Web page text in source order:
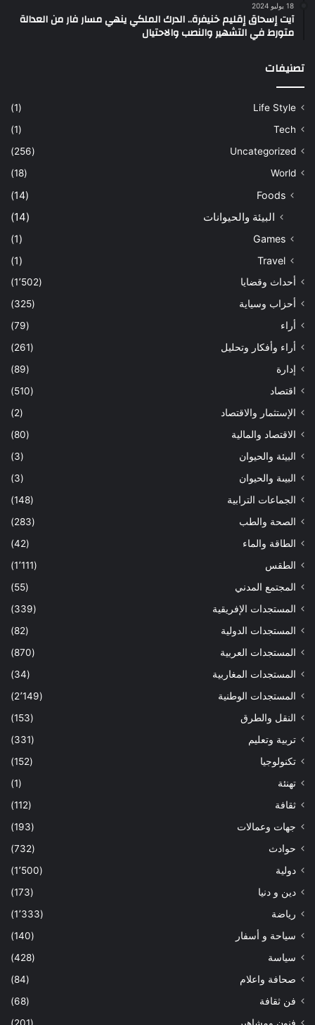
18 يوليو 2024
آيت إسحاق إقليم خنيفرة.. الدرك الملكي ينهي مسار فار من العدالة
متورط في التشهير والنصب والاحتيال
تصنيفات
Life Style
(1)
Tech
(1)
Uncategorized
(256)
World
(18)
Foods
(14)
البيئة والحيوانات (14)
Games
(1)
Travel
(1)
أحداث وقضايا
(1٬502)
أحزاب وسياية
(325)
أراء
(79)
أراء وأفكار وتحليل
(261)
إدارة
(89)
اقتصاد
(510)
الإستثمار والاقتصاد
(2)
الاقتصاد والمالية
(80)
البيئة والحيوان
(3)
البيىة والحيوان
(3)
الجماعات الترابية
(148)
الصحة والطب
(283)
الطاقة والماء
(42)
الطقس
(1٬111)
المجتمع المدني
(55)
المستجدات الإفريقية
(339)
المستجدات الدولية
(82)
المستجدات العربية
(870)
المستجدات المغاربية
(34)
المستجدات الوطنية
(2٬149)
النقل والطرق
(153)
تربية وتعليم
(331)
تكنولوجيا
(152)
تهنئة
(1)
ثقافة
(112)
جهات وعمالات
(193)
حوادث
(732)
دولية
(1٬500)
دين و دنيا
(173)
رياضة
(1٬333)
سياحة و أسفار
(140)
سياسة
(428)
صحافة واعلام
(84)
فن ثقافة
(68)
فنون ومشاهير
(201)